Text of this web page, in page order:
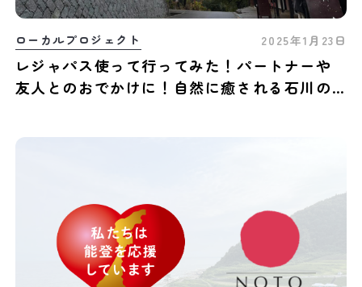
ローカルプロジェクト 2025年1月23日
レジャパス使って行ってみた！パートナーや
友人とのおでかけに！自然に癒される石川の